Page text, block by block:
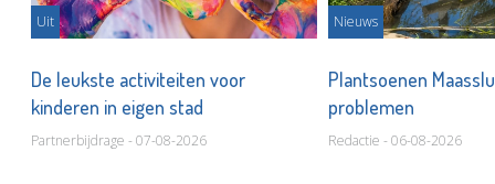
Uit
De leukste activiteiten voor
kinderen in eigen stad
Partnerbijdrage - 07-08-2026
Nieuws
Plantsoenen
problemen
Redactie - 06-08-2026